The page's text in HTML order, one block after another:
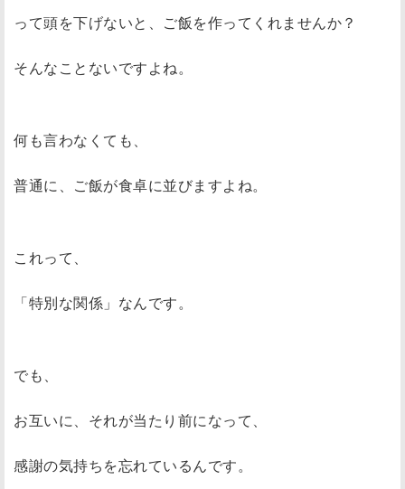
って頭を下げないと、ご飯を作ってくれませんか？
そんなことないですよね。
何も言わなくても、
普通に、ご飯が食卓に並びますよね。
これって、
「特別な関係」なんです。
でも、
お互いに、それが当たり前になって、
感謝の気持ちを忘れているんです。